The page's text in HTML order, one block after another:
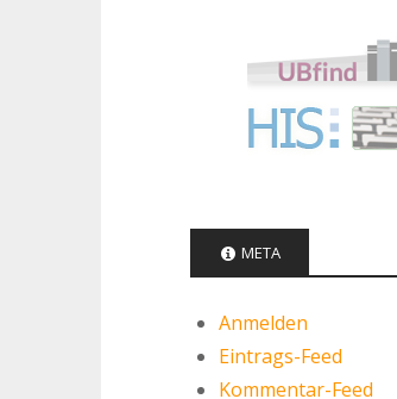
META
Anmelden
Eintrags-Feed
Kommentar-Feed